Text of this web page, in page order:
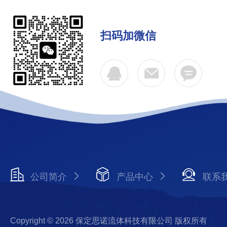
扫码加微信
公司简介 产品中心 联系
Copyright © 2026 保定思诺流体科技有限公司 版权所有